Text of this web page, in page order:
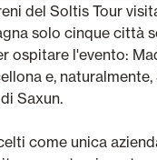
del Soltis Tour
solo cinque città
ospitare l'evento:
e,
Saxun.
come unica